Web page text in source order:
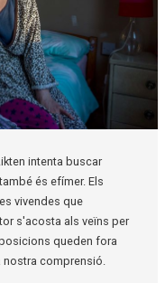
intenta buscar
és efímer. Els
vivendes que
s'acosta als veïns per
queden fora
nostra comprensió.